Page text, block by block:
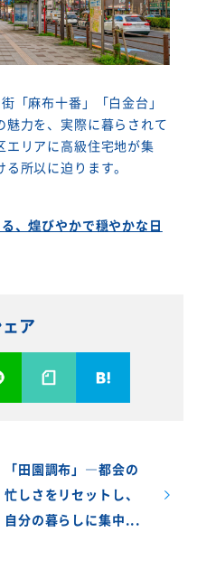
「麻布十番」「白金台」
魅力を、実際に暮らされて
エリアに高級住宅地が集
所以に迫ります。
、煌びやかで穏やかな日
ェア
「田園調布」―都会の
忙しさをリセットし、
自分の暮らしに集中...